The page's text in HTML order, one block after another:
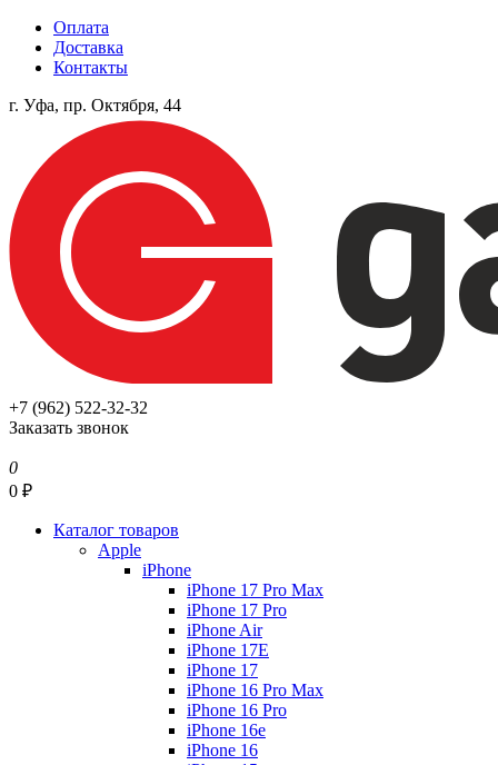
Оплата
Доставка
Контакты
г. Уфа, пр. Октября, 44
+7 (962) 522-32-32
Заказать звонок
0
0 ₽
Каталог товаров
Apple
iPhone
iPhone 17 Pro Max
iPhone 17 Pro
iPhone Air
iPhone 17E
iPhone 17
iPhone 16 Pro Max
iPhone 16 Pro
iPhone 16e
iPhone 16